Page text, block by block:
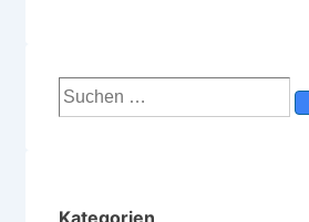
Suchen
nach: